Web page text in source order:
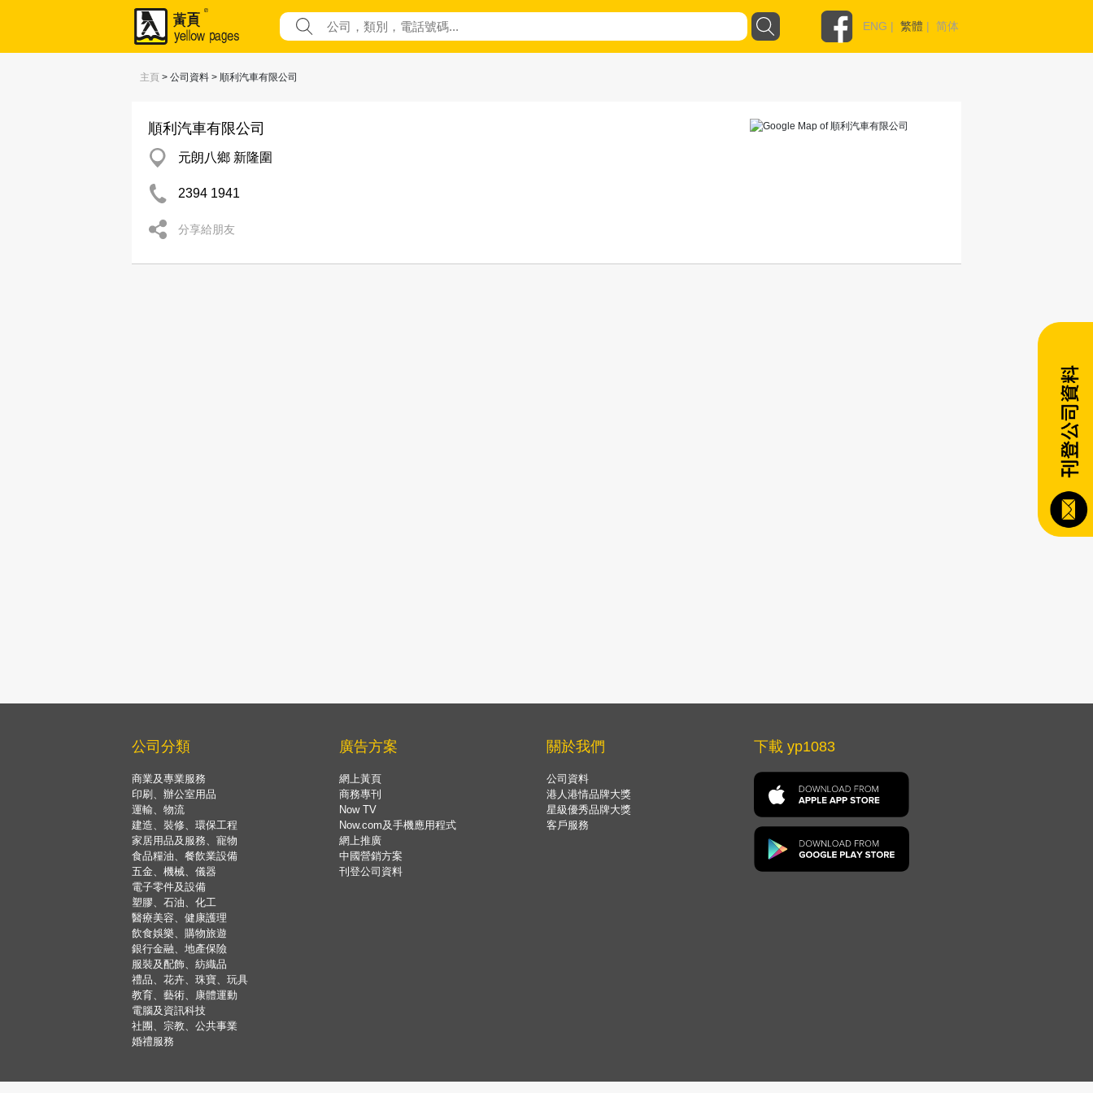
ENG | 繁體 | 简体
主頁 > 公司資料 > 順利汽車有限公司
順利汽車有限公司
元朗八鄉 新隆圍
2394 1941
分享給朋友
公司分類
商業及專業服務
印刷、辦公室用品
運輸、物流
建造、裝修、環保工程
家居用品及服務、寵物
食品糧油、餐飲業設備
五金、機械、儀器
電子零件及設備
塑膠、石油、化工
醫療美容、健康護理
飲食娛樂、購物旅遊
銀行金融、地產保險
服裝及配飾、紡織品
禮品、花卉、珠寶、玩具
教育、藝術、康體運動
電腦及資訊科技
社團、宗教、公共事業
婚禮服務
廣告方案
網上黃頁
商務專刊
Now TV
Now.com及手機應用程式
網上推廣
中國營銷方案
刊登公司資料
關於我們
公司資料
港人港情品牌大獎
星級優秀品牌大獎
客戶服務
下載 yp1083